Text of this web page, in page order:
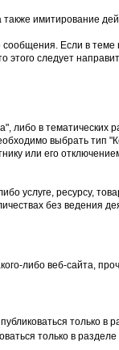
имитирование
Если в теме
следует
либо в тематических
выбрать тип
или его
услуге, ресурсу,
без ведения
либо веб-сайта,
только в
только в разделе